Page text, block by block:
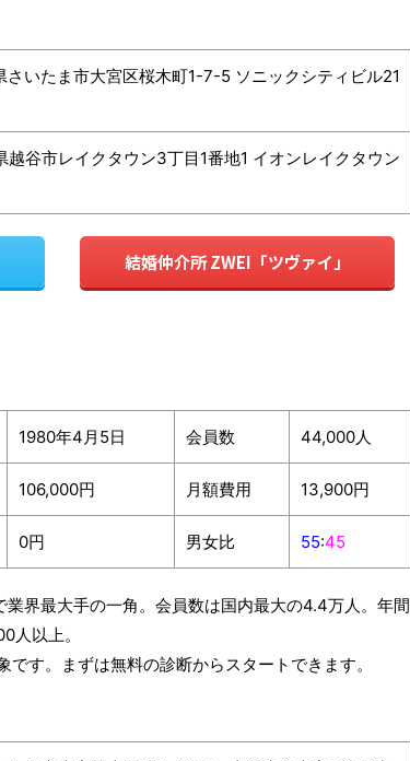
いたま市大宮区桜木町1-7-5 ソニックシティビル21
谷市レイクタウン3丁目1番地1 イオンレイクタウン
結婚仲介所 ZWEI「ツヴァイ」
1980年4月5日 会員数 44,000人
106,000円 月額費用 13,900円
0円 男女比 55:45
業界最大手の一角。会員数は国内最大の4.4万人。年間
人以上。
です。まずは無料の診断からスタートできます。